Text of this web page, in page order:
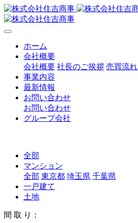
ホーム
会社概要
会社概要 社長のご挨拶 売買流れ
事業内容
最新情報
お問い合わせ
お問い合わせ
グループ会社
全部
マンション
全部 東京都 埼玉県 千葉県
一戸建て
土地
間 取 り：